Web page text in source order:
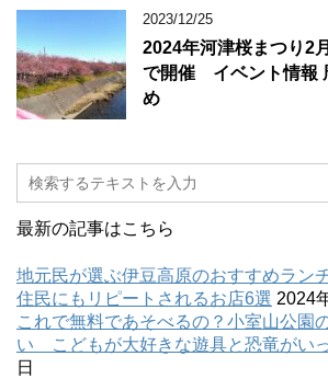
2023/12/25
2024年河津桜まつり2
で開催 イベント情報
め
最新の記事はこちら
地元民が選ぶ伊豆高原のおすすめラ
住民にもリピートされるお店6選 2024
これで無料であそべるの？小室山公園
い こどもが大好きな遊具と恐竜がい
日